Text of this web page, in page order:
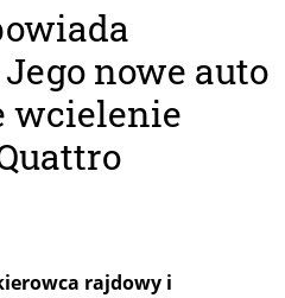
nowe auto
wcielenie
rajdowy i